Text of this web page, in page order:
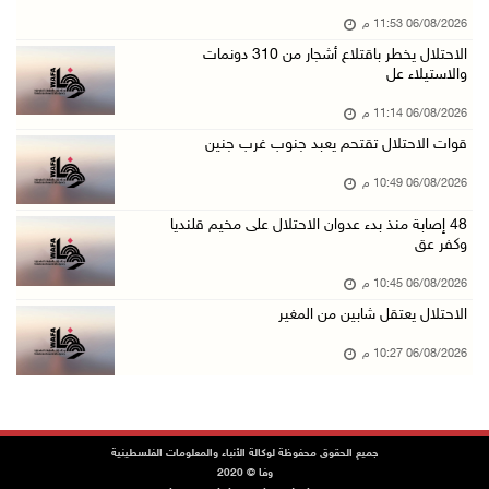
الاحتلال يوسع حملات الدهم والاعتقال في قلنديا ...
06/آب/2026 08:06 م
الرئيس المصري وملك البحرين يشددان على ضرورة ت ...
رابطة العالم الإسلامي تدين تواصل انتهاكات الا ...
اليونيسف: استشهاد 300 طفل منذ وقف إطلاق النار ...
إصابتان بالرصاص والاعتداء خلال اقتحام الاحتلا ...
06/08/2026 11:53 م
الاحتلال يخطر باقتلاع أشجار من 310 دونمات
والاستيلاء عل
06/08/2026 11:14 م
قوات الاحتلال تقتحم يعبد جنوب غرب جنين
06/08/2026 10:49 م
48 إصابة منذ بدء عدوان الاحتلال على مخيم قلنديا
وكفر عق
06/08/2026 10:45 م
الاحتلال يعتقل شابين من المغير
06/08/2026 10:27 م
جميع الحقوق محفوظة لوكالة الأنباء والمعلومات الفلسطينية
وفا © 2020